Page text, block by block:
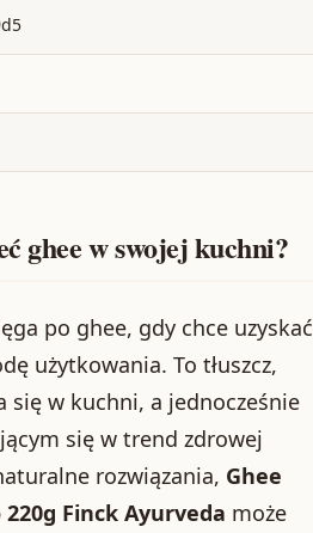
ghee w swojej kuchni?
po ghee, gdy chce uzyskać
użytkowania. To tłuszcz,
się w kuchni, a jednocześnie
się w trend zdrowej
rozwiązania, Ghee
Finck Ayurveda może